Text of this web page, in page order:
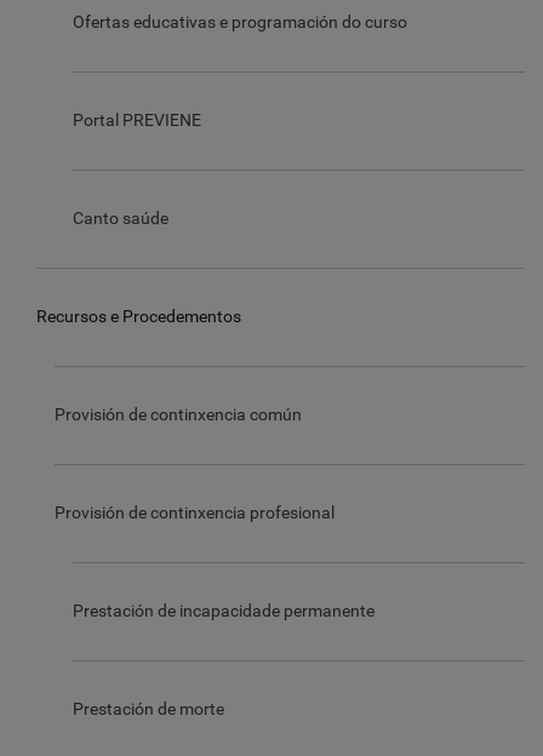
Ofertas educativas e programación do curso
Portal PREVIENE
Canto saúde
Recursos e Procedementos
Provisión de continxencia común
Provisión de continxencia profesional
Prestación de incapacidade permanente
Prestación de morte